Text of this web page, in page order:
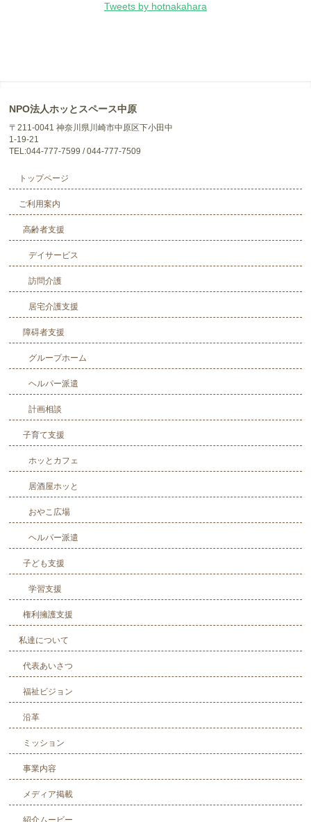
Tweets by hotnakahara
NPO法人ホッとスペース中原
〒211-0041 神奈川県川崎市中原区下小田中
1-19-21
TEL:044-777-7599 / 044-777-7509
トップページ
ご利用案内
高齢者支援
デイサービス
訪問介護
居宅介護支援
障碍者支援
グループホーム
ヘルパー派遣
計画相談
子育て支援
ホッとカフェ
居酒屋ホッと
おやこ広場
ヘルパー派遣
子ども支援
学習支援
権利擁護支援
私達について
代表あいさつ
福祉ビジョン
沿革
ミッション
事業内容
メディア掲載